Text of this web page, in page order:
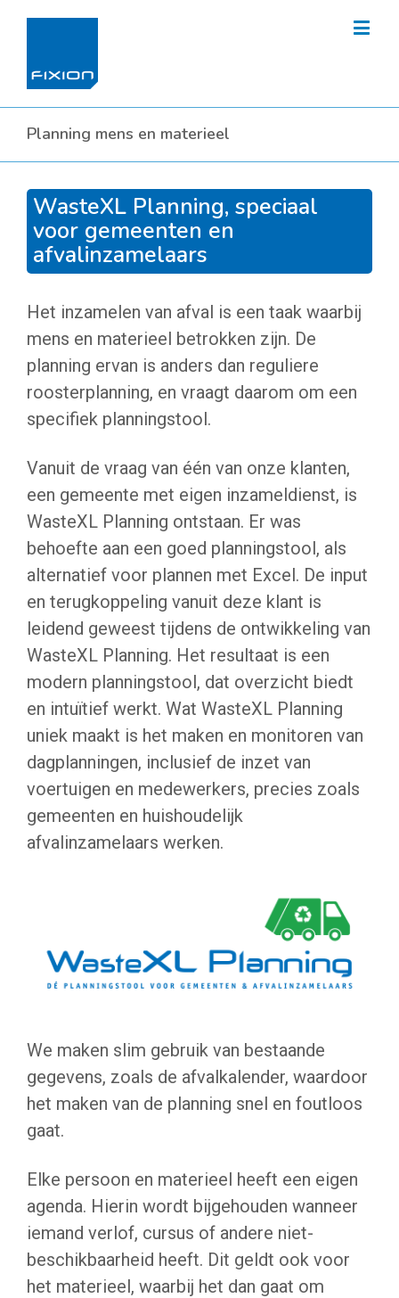
Planning mens en materieel
WasteXL Planning, speciaal
voor gemeenten en
afvalinzamelaars
Het inzamelen van afval is een taak waarbij
mens en materieel betrokken zijn. De
planning ervan is anders dan reguliere
roosterplanning, en vraagt daarom om een
specifiek planningstool.
Vanuit de vraag van één van onze klanten,
een gemeente met eigen inzameldienst, is
WasteXL Planning ontstaan. Er was
behoefte aan een goed planningstool, als
alternatief voor plannen met Excel. De input
en terugkoppeling vanuit deze klant is
leidend geweest tijdens de ontwikkeling van
WasteXL Planning. Het resultaat is een
modern planningstool, dat overzicht biedt
en intuïtief werkt. Wat WasteXL Planning
uniek maakt is het maken en monitoren van
dagplanningen, inclusief de inzet van
voertuigen en medewerkers, precies zoals
gemeenten en huishoudelijk
afvalinzamelaars werken.
We maken slim gebruik van bestaande
gegevens, zoals de afvalkalender, waardoor
het maken van de planning snel en foutloos
gaat.
Elke persoon en materieel heeft een eigen
agenda. Hierin wordt bijgehouden wanneer
iemand verlof, cursus of andere niet-
beschikbaarheid heeft. Dit geldt ook voor
het materieel, waarbij het dan gaat om